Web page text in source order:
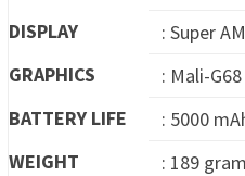
DISPLAY
: Super
GRAPHICS
: Mali-G68
BATTERY LIFE
: 5000
WEIGHT
: 189 gram